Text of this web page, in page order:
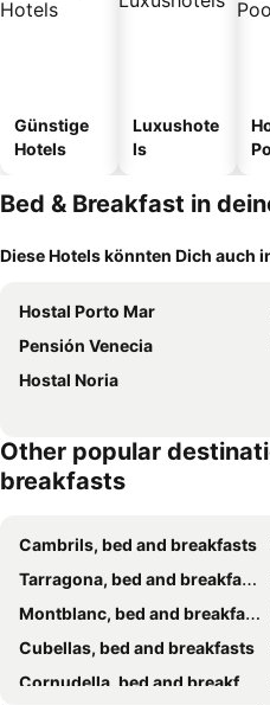
Günstige
Hotels
Luxushote
ls
Bed & Breakfast in
Diese Hotels könnten Dich auch
Hostal Porto Mar
Pensión Venecia
Hostal Noria
Other popular
breakfasts
Cambrils, bed and breakfasts
Tarragona, bed and breakfasts
Montblanc, bed and breakfasts
Cubellas, bed and breakfasts
Cornudella, bed and breakfasts